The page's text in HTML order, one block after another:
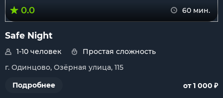
0.0 60 мин.
Safe Night
1-10 человек
Простая сложность
г. Одинцово, Озёрная улица, 115
Подробнее
от 1 000 ₽